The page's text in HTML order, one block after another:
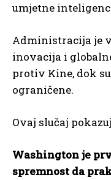
umjetne
Administracija je
inovacija i
protiv Kine, dok
ograničene.
Ovaj slučaj
Washington je
spremnost da